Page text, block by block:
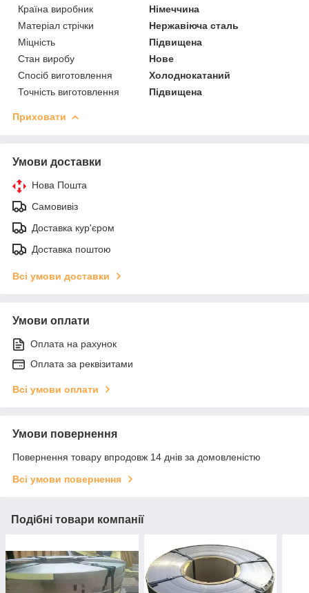
Країна виробник
Німеччина
Матеріал стрічки
Нержавіюча сталь
Міцність
Підвищена
Стан виробу
Нове
Спосіб виготовлення
Холоднокатаний
Точність виготовлення
Підвищена
Приховати
Умови доставки
Нова Пошта
Самовивіз
Доставка кур'єром
Доставка поштою
Всі умови доставки
Умови оплати
Оплата на рахунок
Оплата за реквізитами
Всі умови оплати
Умови повернення
Повернення товару впродовж 14 днів за домовленістю
Всі умови повернення
Подібні товари компанії